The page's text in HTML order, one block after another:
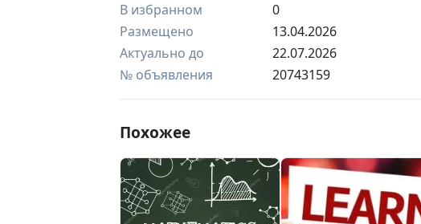
В избранном
0
Размещено
13.04.2026
Актуально до
22.07.2026
№ объявления
20743159
Похожее